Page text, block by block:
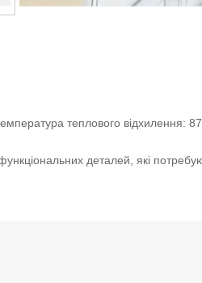
теплового відхилення:
деталей, які